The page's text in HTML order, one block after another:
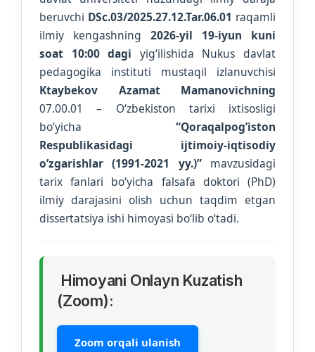
beruvchi DSc.03/2025.27.12.Tar.06.01 raqamli
ilmiy kengashning 2026-yil 19-iyun kuni
soat 10:00 dagi yig‘ilishida Nukus davlat
pedagogika instituti mustaqil izlanuvchisi
Ktaybekov Azamat Mamanovichning
07.00.01 – O‘zbekiston tarixi ixtisosligi
bo‘yicha “Qoraqalpogʼiston
Respublikasidagi ijtimoiy-iqtisodiy
oʼzgarishlar (1991-2021 yy.)”mavzusidagi
tarix fanlari bo‘yicha falsafa doktori (PhD)
ilmiy darajasini olish uchun taqdim etgan
dissertatsiya ishi himoyasi bo‘lib o‘tadi.
Himoyani Onlayn Kuzatish
(Zoom):
Zoom orqali ulanish